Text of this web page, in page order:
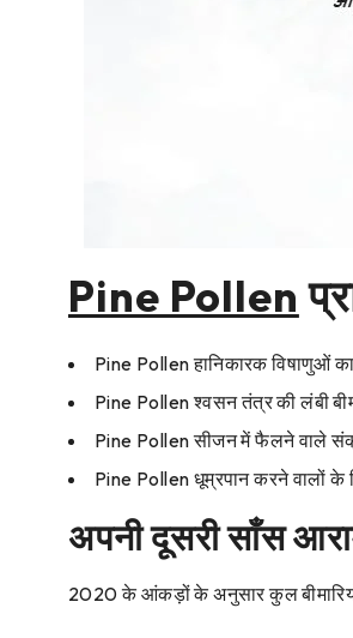
Pine Pollen
Pine Pollen हानिकारक विषाणुओं
Pine Pollen श्वसन तंत्र की लंबी
Pine Pollen सीजन में फैलने वाले
Pine Pollen धूम्रपान करने वालों
अपनी दूसरी साँस
2020 के आंकड़ों के अनुसार कुल